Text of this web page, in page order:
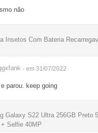
não
Insetos Com Bateria
- em 31/07/2022
parou. keep going
Galaxy S22 Ultra 256GB Preto
Selfie 40MP